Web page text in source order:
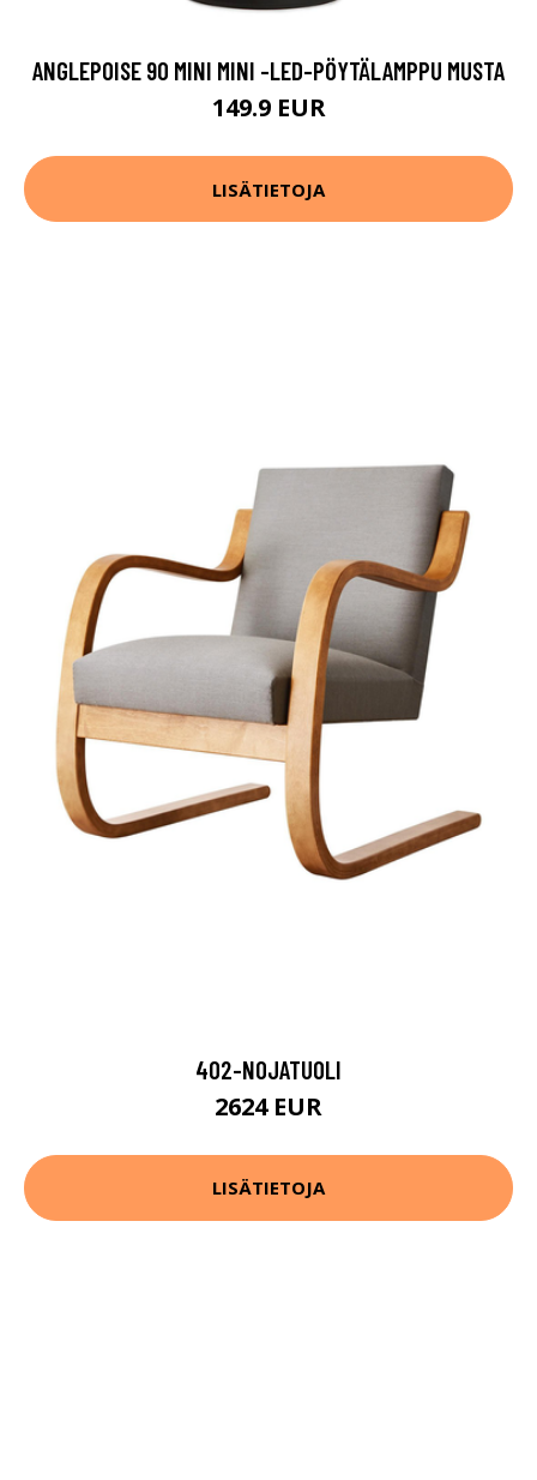
ANGLEPOISE 90 MINI MINI -LED-PÖYTÄLAMPPU MUSTA
149.9 EUR
LISÄTIETOJA
402-NOJATUOLI
2624 EUR
LISÄTIETOJA